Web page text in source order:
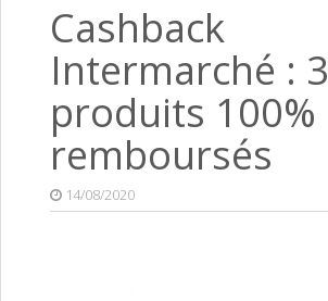
Cashback
Intermarché : 3
produits 100%
remboursés
14/08/2020